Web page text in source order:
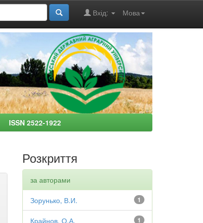
Мова
Вхід:
2522-1922
Розкриття
за авторами
1
Зорунько, В.И.
1
Крайнов, О.А.